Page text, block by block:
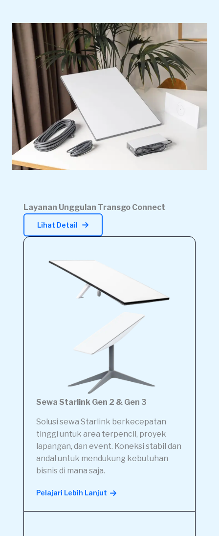
Layanan Unggulan Transgo Connect
Lihat Detail
Sewa Starlink Gen 2 & Gen 3
Solusi sewa Starlink berkecepatan
tinggi untuk area terpencil, proyek
lapangan, dan event. Koneksi stabil dan
andal untuk mendukung kebutuhan
bisnis di mana saja.
Pelajari Lebih Lanjut